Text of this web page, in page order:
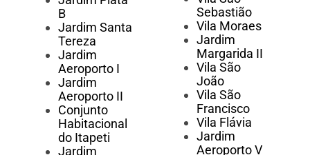
B
Jardim Santa
Tereza
Jardim
Aeroporto I
Jardim
Aeroporto II
Conjunto
Habitacional
do Itapeti
Jardim
Sebastião
Vila Moraes
Jardim
Margarida II
Vila São
João
Vila São
Francisco
Vila Flávia
Jardim
Aeroporto V